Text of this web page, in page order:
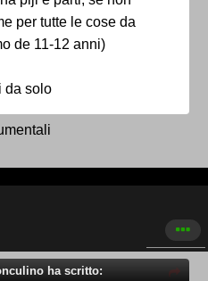
per tutte le cose da
de 11-12 anni)
da solo
ha scritto: